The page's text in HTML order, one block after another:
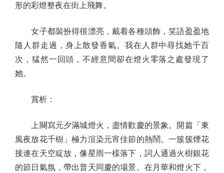
形的彩燈整夜在街上飛舞。
女子都裝扮得很漂亮，戴着各種頭飾，笑語盈盈地
隨人群走過，身上散發香氣。我在人群中尋找她千百
次，猛然一回頭，不經意間卻在燈火零落之處發現了
她。
賞析：
上闋寫元夕滿城燈火，盡情歡慶的景象。開篇「東
風夜放花千樹」極力渲染元宵佳節的熱鬧。一簇簇煙花
接連在天空綻放，像星雨一樣落下，詞人通過火樹銀花
的節日氣氛，帶出普天同慶的場景。在月華和燈火下，